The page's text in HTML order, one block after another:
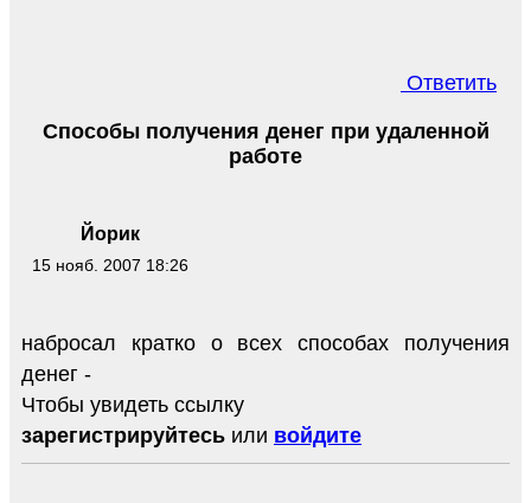
Ответить
Йорик
15 нояб. 2007 18:26
Способы получения денег при удаленной
работе
набросал кратко о всех способах получения
денег -
Чтобы увидеть ссылку
зарегистрируйтесь или войдите